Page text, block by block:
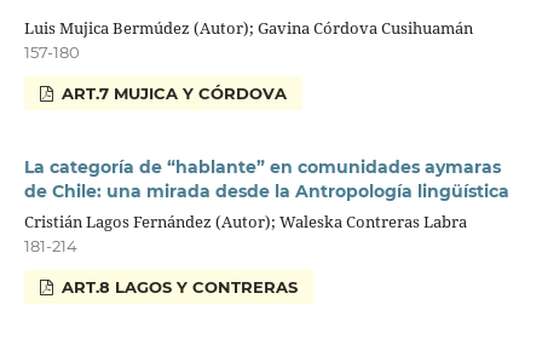
Luis Mujica Bermúdez (Autor); Gavina Córdova Cusihuamán
157-180
ART.7 MUJICA Y CÓRDOVA
La categoría de “hablante” en comunidades aymaras
de Chile: una mirada desde la Antropología lingüística
Cristián Lagos Fernández (Autor); Waleska Contreras Labra
181-214
ART.8 LAGOS Y CONTRERAS